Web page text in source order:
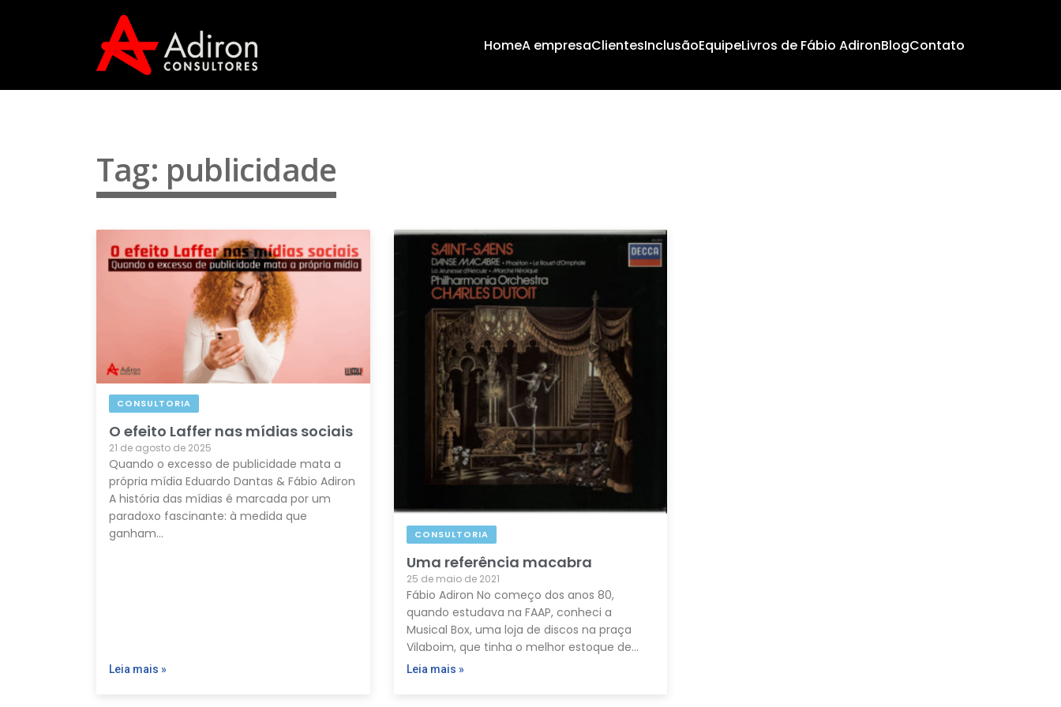
HomeA empresaClientesInclusãoEquipeLivros de Fábio AdironBlogContato
Tag: publicidade
CONSULTORIA
O efeito Laffer nas mídias sociais
21 de agosto de 2025
Quando o excesso de publicidade mata a
própria mídia Eduardo Dantas & Fábio Adiron
A história das mídias é marcada por um
paradoxo fascinante: à medida que
ganham…
Leia mais »
CONSULTORIA
Uma referência macabra
25 de maio de 2021
Fábio Adiron No começo dos anos 80,
quando estudava na FAAP, conheci a
Musical Box, uma loja de discos na praça
Vilaboim, que tinha o melhor estoque de…
Leia mais »